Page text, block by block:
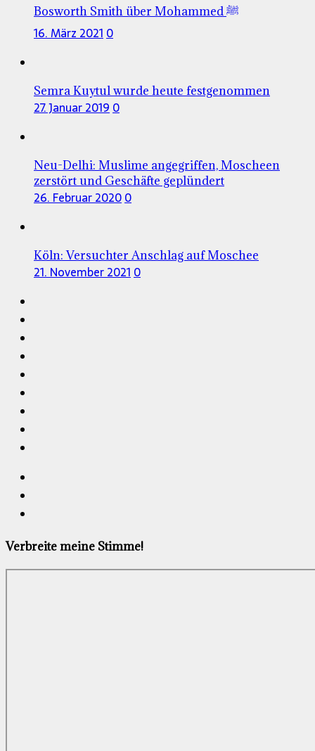
Bosworth Smith über Mohammed ﷺ
16. März 20210
Semra Kuytul wurde heute festgenommen
27. Januar 20190
Neu-Delhi: Muslime angegriffen, Moscheen
zerstört und Geschäfte geplündert
26. Februar 20200
Köln: Versuchter Anschlag auf Moschee
21. November 20210
Verbreite meine Stimme!